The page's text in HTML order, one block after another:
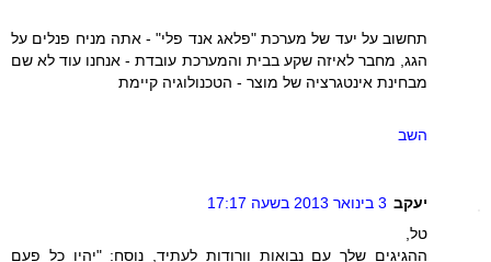
תחשוב על יעד של מערכת "פלאג אנד פלי" - אתה מניח פנלים על
הגג, מחבר לאיזה שקע בבית והמערכת עובדת - אנחנו עוד לא שם
מבחינת אינטגרציה של מוצר - הטכנולוגיה קיימת
השב
יעקב 3 בינואר 2013 בשעה 17:17
טל,
ההגיגים שלך עם נבואות וורודות לעתיד, נוסח: "יהיו כל פעם